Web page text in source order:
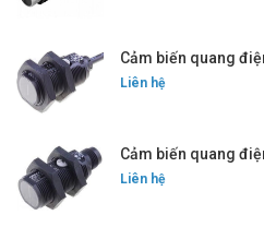
Cảm biến quang
Liên hệ
Cảm biến quang
Liên hệ